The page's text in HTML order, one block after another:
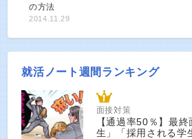
の方法
2014.11.29
就活ノート週間ランキング
面接対策
【通過率50％】最
生」「採用される学